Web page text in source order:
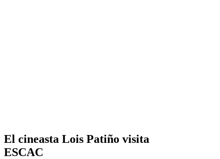
El cineasta Lois Patiño visita
ESCAC